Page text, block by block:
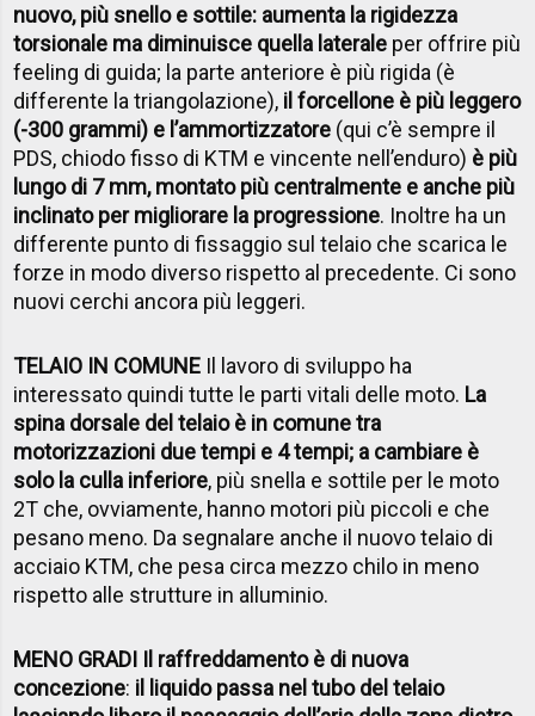
nuovo, più snello e sottile: aumenta la rigidezza
torsionale ma diminuisce quella laterale per offrire più
feeling di guida; la parte anteriore è più rigida (è
differente la triangolazione), il forcellone è più leggero
(-300 grammi) e l’ammortizzatore (qui c’è sempre il
PDS, chiodo fisso di KTM e vincente nell’enduro) è più
lungo di 7 mm, montato più centralmente e anche più
inclinato per migliorare la progressione. Inoltre ha un
differente punto di fissaggio sul telaio che scarica le
forze in modo diverso rispetto al precedente. Ci sono
nuovi cerchi ancora più leggeri.
TELAIO IN COMUNE Il lavoro di sviluppo ha
interessato quindi tutte le parti vitali delle moto. La
spina dorsale del telaio è in comune tra
motorizzazioni due tempi e 4 tempi; a cambiare è
solo la culla inferiore, più snella e sottile per le moto
2T che, ovviamente, hanno motori più piccoli e che
pesano meno. Da segnalare anche il nuovo telaio di
acciaio KTM, che pesa circa mezzo chilo in meno
rispetto alle strutture in alluminio.
MENO GRADI Il raffreddamento è di nuova
concezione: il liquido passa nel tubo del telaio